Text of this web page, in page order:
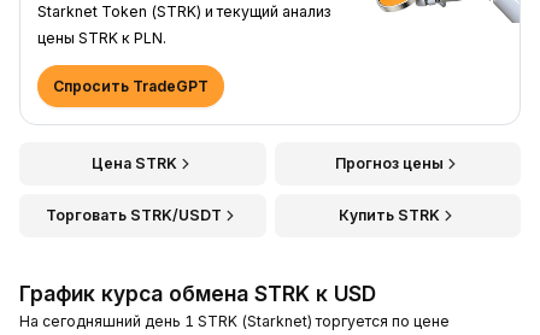
Starknet Token (STRK) и текущий анализ
цены STRK к PLN.
Спросить TradeGPT
Цена STRK Прогноз цены
Торговать STRK/USDT Купить STRK
График курса обмена STRK к USD
На сегодняшний день 1 STRK (Starknet) торгуется по цене